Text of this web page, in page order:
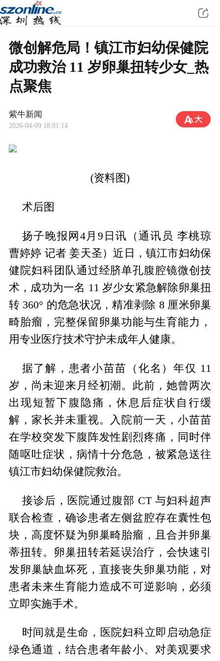
微创解危局！镇江市妇幼保健院
成功救治 11 岁卵巢扭转少女_热
点聚焦
紫牛新闻
2026-04-09 18:01:14
(资料图)
术后图
扬子晚报网4月9日讯（通讯员 李桃琼
曹婷婷 记者 姜天圣）近日，镇江市妇幼保
健院妇科团队通过经脐单孔腹腔镜微创技
术，成功为一名 11 岁少女紧急解除卵巢扭
转 360° 的危急状况，精准剥除 8 厘米卵巢
畸胎瘤，完整保留卵巢功能与生育能力，
用专业医疗技术守护未成年人健康。
据了解，患者小苗苗（化名）年仅 11
岁，尚未迎来月经初潮。此前，她曾两次
出现短暂下腹隐痛，休息后症状自行缓
解，家长并未重视。入院前一天，小苗苗
在学校突发下腹阵发性剧烈疼痛，同时伴
随呕吐症状，病情十分危急，被紧急送往
镇江市妇幼保健院救治。
接诊后，医院通过腹部 CT 与妇科超声
联合检查，确诊患者左侧盆腔存在囊性包
块，高度怀疑为卵巢畸胎瘤，且合并卵巢
蒂扭转。卵巢扭转若延误治疗，会快速引
发卵巢缺血坏死，直接丧失卵巢功能，对
患者未来生育能力造成不可逆影响，必须
立即实施手术。
时间就是生命，医院妇科立即启动急症
绿色通道，结合患者年龄小、对美观要求